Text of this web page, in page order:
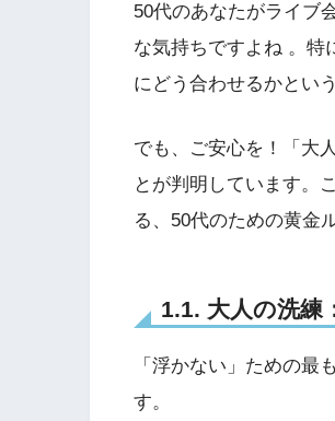
50代のあなたがライブ
な気持ちですよね 。特
にどう合わせるかとい
でも、ご安心を！「大
とが判明しています。
る、50代のための黄金
1.1. 大人の洗練
「浮かない」ための最
す。